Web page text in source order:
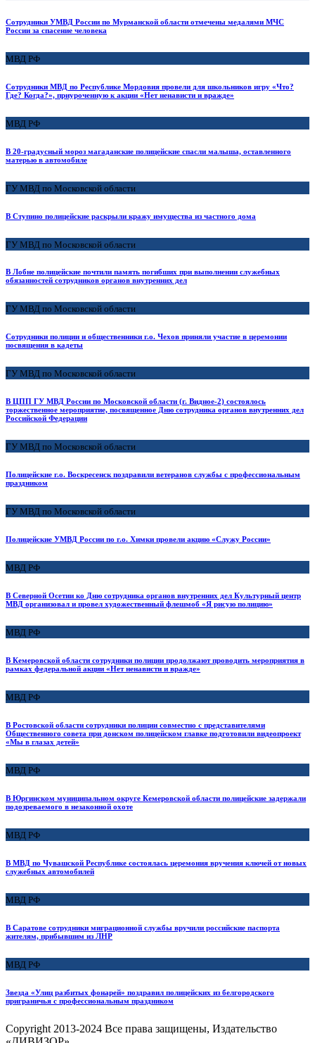
Сотрудники УМВД России по Мурманской области отмечены медалями МЧС
России за спасение человека
МВД РФ
Сотрудники МВД по Республике Мордовия провели для школьников игру «Что?
Где? Когда?», приуроченную к акции «Нет ненависти и вражде»
МВД РФ
В 20-градусный мороз магаданские полицейские спасли малыша, оставленного
матерью в автомобиле
ГУ МВД по Московской области
В Ступино полицейские раскрыли кражу имущества из частного дома
ГУ МВД по Московской области
В Лобне полицейские почтили память погибших при выполнении служебных
обязанностей сотрудников органов внутренних дел
ГУ МВД по Московской области
Сотрудники полиции и общественники г.о. Чехов приняли участие в церемонии
посвящения в кадеты
ГУ МВД по Московской области
В ЦПП ГУ МВД России по Московской области (г. Видное-2) состоялось
торжественное мероприятие, посвященное Дню сотрудника органов внутренних дел
Российской Федерации
ГУ МВД по Московской области
Полицейские г.о. Воскресенск поздравили ветеранов службы с профессиональным
праздником
ГУ МВД по Московской области
Полицейские УМВД России по г.о. Химки провели акцию «Служу России»
МВД РФ
В Северной Осетии ко Дню сотрудника органов внутренних дел Культурный центр
МВД организовал и провел художественный флешмоб «Я рисую полицию»
МВД РФ
В Кемеровской области сотрудники полиции продолжают проводить мероприятия в
рамках федеральной акции «Нет ненависти и вражде»
МВД РФ
В Ростовской области сотрудники полиции совместно с представителями
Общественного совета при донском полицейском главке подготовили видеопроект
«Мы в глазах детей»
МВД РФ
В Юргинском муниципальном округе Кемеровской области полицейские задержали
подозреваемого в незаконной охоте
МВД РФ
В МВД по Чувашской Республике состоялась церемония вручения ключей от новых
служебных автомобилей
МВД РФ
В Саратове сотрудники миграционной службы вручили российские паспорта
жителям, прибывшим из ЛНР
МВД РФ
Звезда «Улиц разбитых фонарей» поздравил полицейских из белгородского
приграничья с профессиональным праздником
Copyright 2013-2024 Все права защищены, Издательство